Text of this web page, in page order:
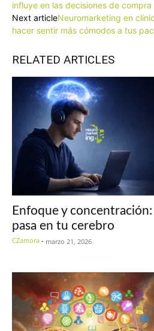
influye en las decisiones de compra
Next articleNeuromarketing en
hacer sentir más cómodos a tus
RELATED ARTICLES
Enfoque y
pasa en tu cerebro
CZamora - marzo 21, 2026